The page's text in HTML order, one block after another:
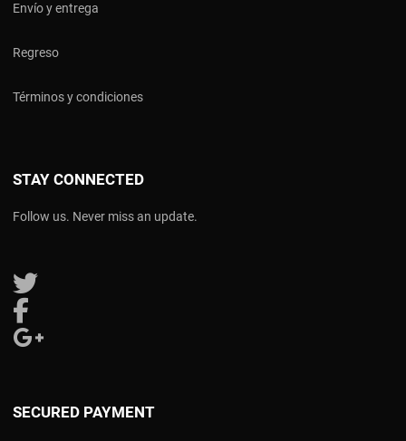
Envío y entrega
Regreso
Términos y condiciones
STAY CONNECTED
Follow us. Never miss an update.
Follow us on Twitter
SECURED PAYMENT